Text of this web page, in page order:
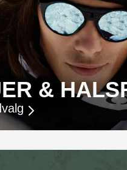
&